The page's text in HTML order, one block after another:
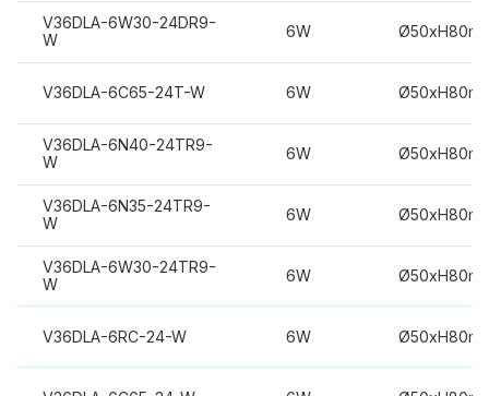
V36DLA-6W30-24DR9-
W
6W
V36DLA-6C65-24T-W 6W
V36DLA-6N40-24TR9-
W
6W
V36DLA-6N35-24TR9-
W
6W
V36DLA-6W30-24TR9-
W
6W
V36DLA-6RC-24-W 6W